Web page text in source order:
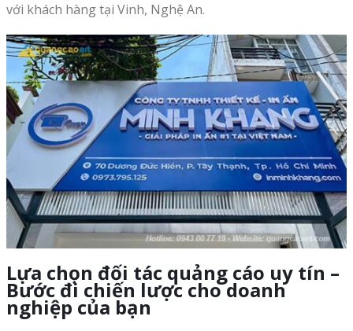
với khách hàng tại Vinh, Nghệ An.
Lựa chọn đối tác quảng cáo uy tín –
Bước đi chiến lược cho doanh
nghiệp của bạn